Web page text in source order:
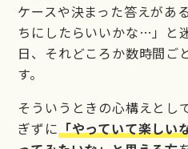
ケースや決まった答えがあ
ちにしたらいいかな…」と
日、それどころか数時間ご
す。
そういうときの心構えとし
ぎずに「やっていて楽しい